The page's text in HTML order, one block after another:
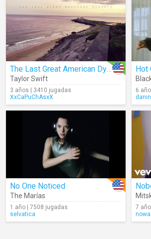
The Last Great American Dynasty (Lyrics)
Taylor Swift
3 años | 3410 jugadas
XxCaPuChAsxX
Hot
6
No One Noticed
The Marías
1 año | 7508 jugadas
selvatica
7